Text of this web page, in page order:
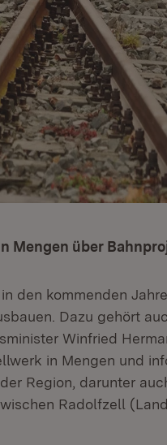
Mengen über
den kommenden
Dazu gehört
Winfried
in Mengen und
Region, darunter
Radolfzell